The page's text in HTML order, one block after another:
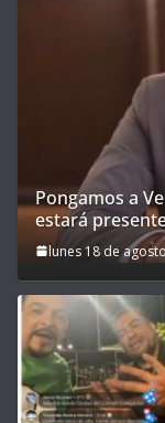
Pongamos a
estará
lunes 18 de